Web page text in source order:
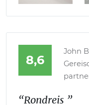
8,6
John
“Rondreis ”